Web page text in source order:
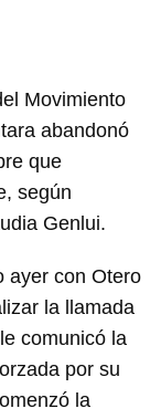
Movimiento
abandonó
que
según
Genlui.
ayer con Otero
la llamada
comunicó la
por su
la